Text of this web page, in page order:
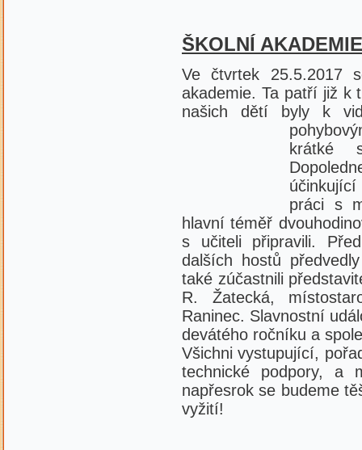
ŠKOLNÍ AKADEMIE
Ve čtvrtek 25.5.2017
akademie. Ta patří již k
našich dětí byly k
krátké
práci s
hlavní téměř
s učiteli připravili.
dalších hostů
také zúčastnili
R. Žatecká,
Raninec. Slavnostní
devátého ročníku a
Všichni vystupující,
technické podpory, a
napřesrok se budeme
vyžití!